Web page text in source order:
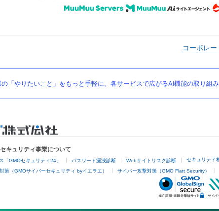
コーポレー
の「やりたいこと」をもっと手軽に。各サービスで広がるAI機能の取り組
キュリティ事業について
「GMOセキュリティ24」 パスワード漏洩診断 Webサイトリスク診断 セキュリティ
策（GMOサイバーセキュリティ byイエラエ） サイバー攻撃対策（GMO Flatt Security）